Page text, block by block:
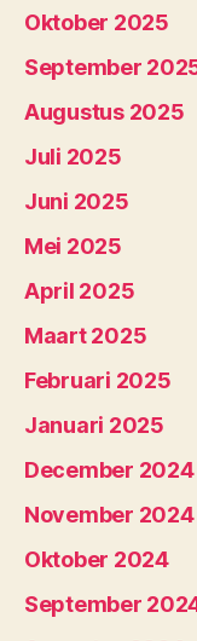
Oktober 2025
September
Augustus 2025
Juli 2025
Juni 2025
Mei 2025
April 2025
Maart 2025
Februari 2025
Januari 2025
December 2024
November 2024
Oktober 2024
September